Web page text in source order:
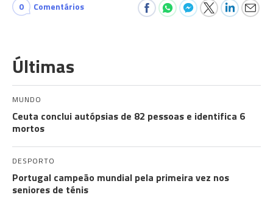
0 Comentários
Últimas
MUNDO
Ceuta conclui autópsias de 82 pessoas e identifica 6
mortos
DESPORTO
Portugal campeão mundial pela primeira vez nos
seniores de ténis